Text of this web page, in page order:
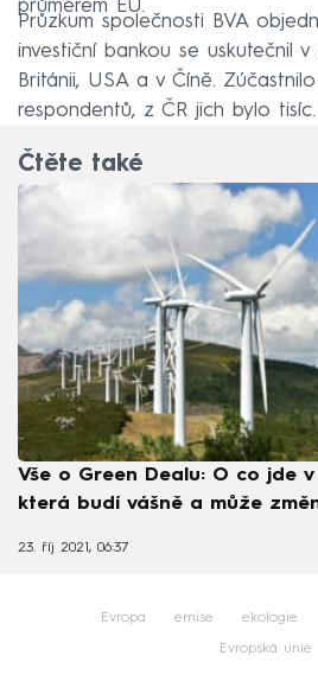
průměrem EU.
Průzkum společnosti BVA
investiční bankou se uskutečnil v
Británii, USA a v Číně.
respondentů, z ČR jich bylo tisíc.
Čtěte také
Vše o Green Dealu: O co jde
která budí vášně a může
23. říj 2021, 06:37
Evropa emise ekologie
Evropská unie